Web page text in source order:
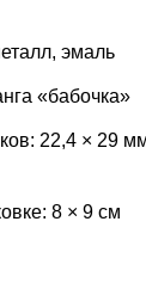
эмаль
«бабочка»
22,4 × 29
8 × 9 см